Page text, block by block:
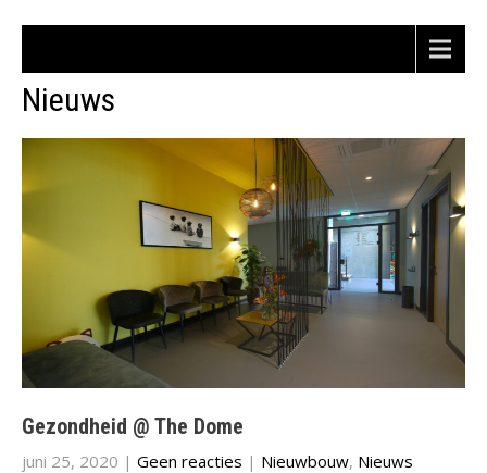
Nieuws
Gezondheid @ The Dome
juni 25, 2020 | Geen reacties | Nieuwbouw, Nieuws